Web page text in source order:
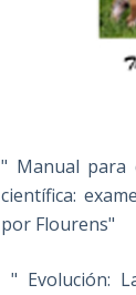
" Manual para
científica:
por Flourens"
" Evolución: